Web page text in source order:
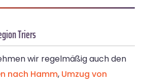
Triers
wir regelmäßig auch den
nach Hamm, Umzug von